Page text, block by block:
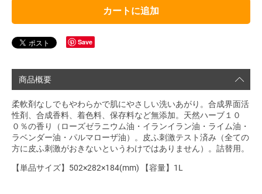
カートに追加
Save
商品概要
柔軟剤なしでもやわらかで肌にやさしい洗いあがり。合成界面活
性剤、合成香料、着色料、保存料など無添加。天然ハーブ１０
０％の香り（ローズゼラニウム油・イランイラン油・ライム油・
ラベンダー油・パルマローザ油）。皮ふ刺激テスト済み（全ての
方に皮ふ刺激がおきないというわけではありません）。詰替用。
【単品サイズ】502×282×184(mm) 【容量】1L